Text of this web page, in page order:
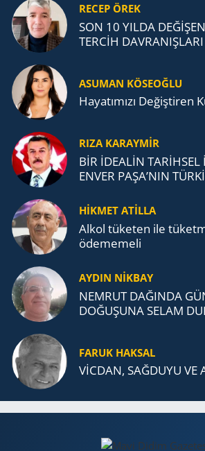
RECEP ÖREK
SON 10 YILDA
TERCİH DAVRANIŞLARI
ASUMAN KÖSEOĞLU
Ha­ya­tı­mı­zı De­ğiş­ti­ren
RIZA KARAYMIR
BİR İDEALİN
ENVER PAŞA’NIN
TEŞKİLATI’NA UZANAN
HİKMET ATİLLA
Alkol tü­ke­ten ile
öde­me­me­li
AYDIN NİKBAY
NEMRUT DAĞINDA
DOĞUŞUNA SELAM
FARUK HAKSAL
VİCDAN, SAĞ­DU­YU VE